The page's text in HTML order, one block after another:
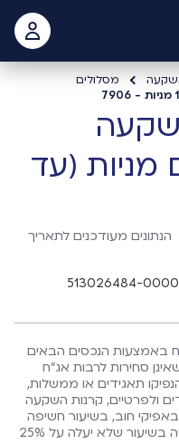
מסלולים
מניות (עד
הנתונים מעודכנים לתאריך
באמצעות הנכסים הבאים
סחירות לרבות אג"ח
תאגידים או ממשלות,
ולפרטיים, קרנות השקעה
חוב, בשיעור חשיפה
שלא יפחת מ-75%. חשיפה למניות תהיה בשיעור שלא יעלה על 25%